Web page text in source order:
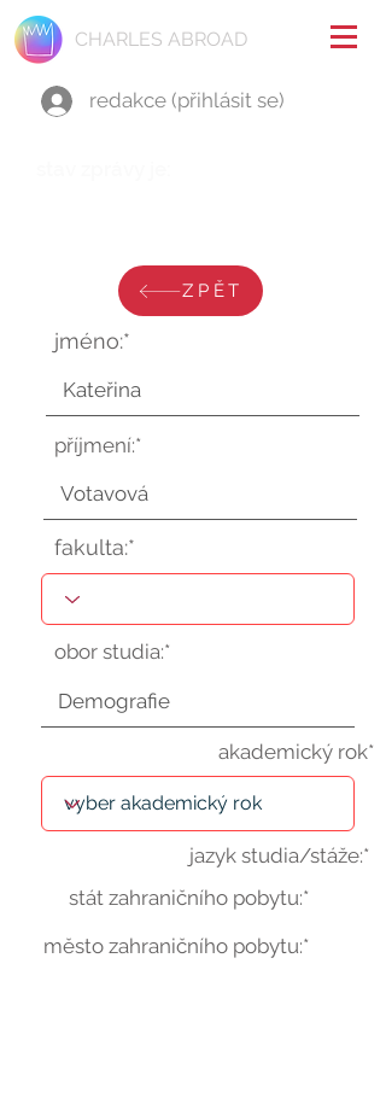
CHARLES ABROAD
redakce (přihlásit se)
ZPĚT
jméno:*
příjmení:*
fakulta:*
obor studia:*
akademický rok*
jazyk studia/stáže:*
stát zahraničního pobytu:*
město zahraničního pobytu:*